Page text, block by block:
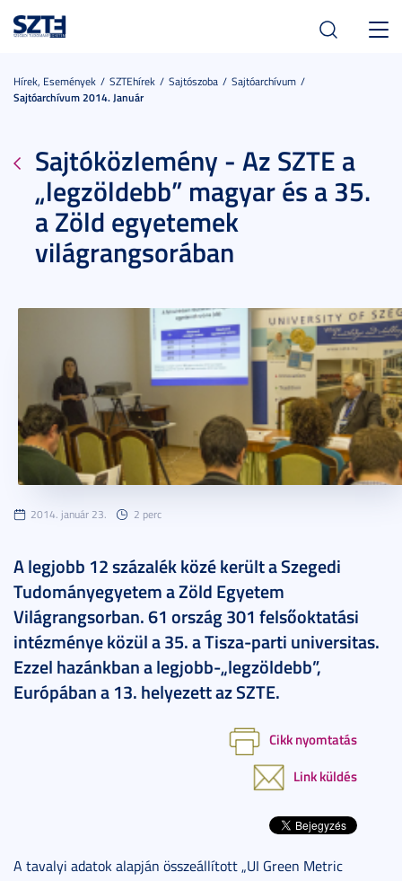
Hírek, Események SZTEhírek Sajtószoba
Sajtóarchívum
Sajtóarchívum 2014. Január
Sajtóközlemény - Az SZTE a
„legzöldebb” magyar és a 35.
a Zöld egyetemek
világrangsorában
2014. január 23. 2 perc
A legjobb 12 százalék közé került a Szegedi
Tudományegyetem a Zöld Egyetem
Világrangsorban. 61 ország 301 felsőoktatási
intézménye közül a 35. a Tisza-parti universitas.
Ezzel hazánkban a legjobb-„legzöldebb”,
Európában a 13. helyezett az SZTE.
Cikk nyomtatás
Link küldés
A tavalyi adatok alapján összeállított „UI Green Metric